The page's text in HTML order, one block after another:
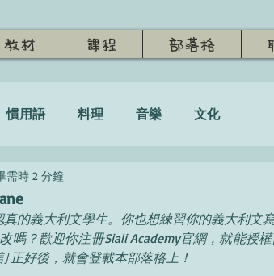
教材 課程 部落格
慣用語 料理 音樂 文化
需時 2 分鐘
的義大利文學生。你也想練習你的義大利文
嗎？歡迎你注冊Siali Academy官網，就能授
正好後，就會登載本部落格上！